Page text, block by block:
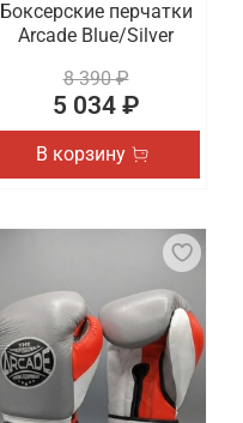
Боксерские перчатки
Arcade Blue/Silver
8 390 ₽
5 034 ₽
В корзину